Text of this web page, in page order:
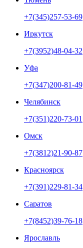
+7(345)257-53-69
Иркутск
+7(3952)48-04-32
Уфа
+7(347)200-81-49
Челябинск
+7(351)220-73-01
Омск
+7(3812)21-90-87
Красноярск
+7(391)229-81-34
Саратов
+7(8452)39-76-18
Ярославль